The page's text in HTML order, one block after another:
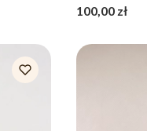
Cena
100,00 zł